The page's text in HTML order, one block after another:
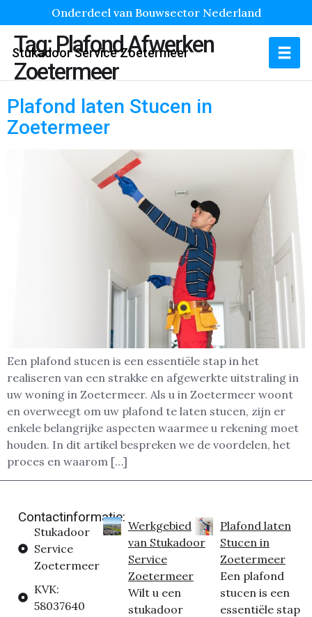
Onderdeel van Bouwsector Nederland
Stukadoor Service Zoetermeer
Tag:Plafond Afwerken
Zoetermeer
Plafond laten Stucen in
Zoetermeer
Een plafond stucen is een essentiële stap in het
realiseren van een strakke en afgewerkte uitstraling in
uw woning in Zoetermeer. Als u in Zoetermeer woont
en overweegt om uw plafond te laten stucen, zijn er
enkele belangrijke aspecten waarmee u rekening moet
houden. In dit artikel bespreken we de voordelen, het
proces en waarom […]
Contactinformatie:
Stukadoor
Service
Zoetermeer
KVK:
58037640
Werkgebied
van Stukadoor
Service
Zoetermeer
Wilt u een
stukadoor
Plafond laten
Stucen in
Zoetermeer
Een plafond
stucen is een
essentiële stap